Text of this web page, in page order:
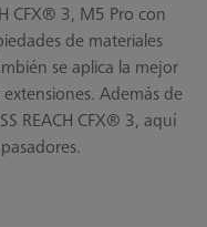
CFX® 3, M5 Pro con
de materiales
se aplica la mejor
Además de
REACH CFX® 3, aquí